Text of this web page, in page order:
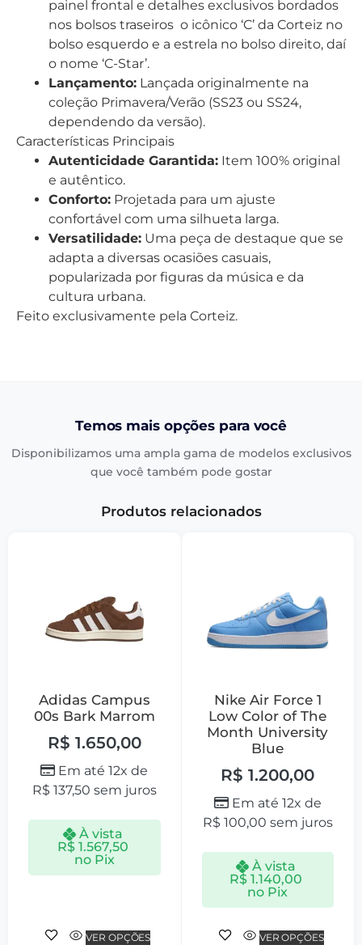
painel frontal e detalhes exclusivos bordados
nos bolsos traseiros o icônico ‘C’ da Corteiz no
bolso esquerdo e a estrela no bolso direito, daí
o nome ‘C-Star’.
Lançamento: Lançada originalmente na
coleção Primavera/Verão (SS23 ou SS24,
dependendo da versão).
Características Principais
Autenticidade Garantida: Item 100% original
e autêntico.
Conforto: Projetada para um ajuste
confortável com uma silhueta larga.
Versatilidade: Uma peça de destaque que se
adapta a diversas ocasiões casuais,
popularizada por figuras da música e da
cultura urbana.
Feito exclusivamente pela Corteiz.
Temos mais opções para você
Disponibilizamos uma ampla gama de modelos exclusivos
que você também pode gostar
Produtos relacionados
Adidas Campus
00s Bark Marrom
R$ 1.650,00
Em até 12x de
R$ 137,50 sem juros
À vista
R$1.567,50
no Pix
VER OPÇÕES
Nike Air Force 1
Low Color of The
Month University
Blue
R$ 1.200,00
Em até 12x de
R$ 100,00 sem juros
À vista
R$ 1.140,00
no Pix
VER OPÇÕES